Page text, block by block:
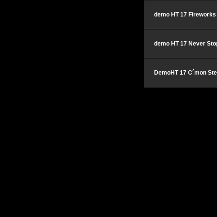
demo HT 17 Fireworks
demo HT 17 Never
DemoHT 17 C´mon